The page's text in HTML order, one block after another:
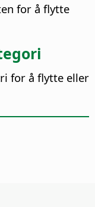
for å flytte
for å flytte eller